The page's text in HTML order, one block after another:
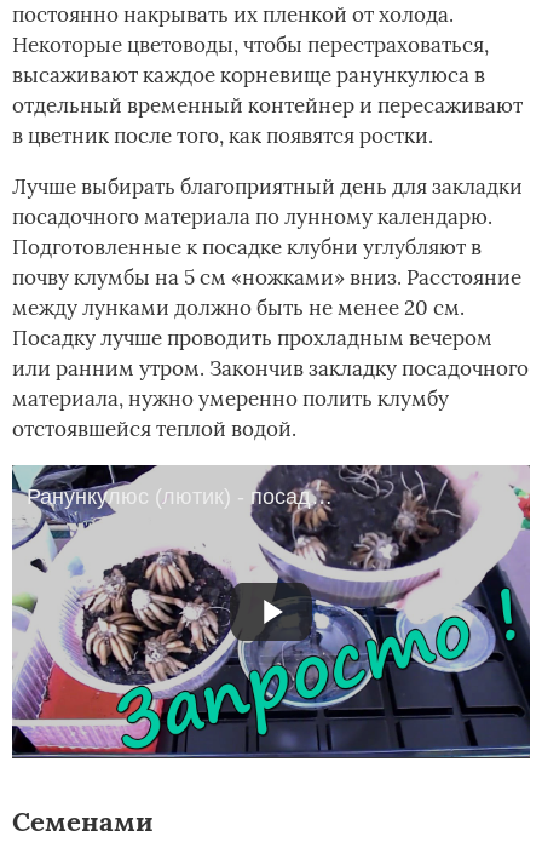
постоянно накрывать их пленкой от холода.
Некоторые цветоводы, чтобы перестраховаться,
высаживают каждое корневище ранункулюса в
отдельный временный контейнер и пересаживают
в цветник после того, как появятся ростки.
Лучше выбирать благоприятный день для закладки
посадочного материала по лунному календарю.
Подготовленные к посадке клубни углубляют в
почву клумбы на 5 см «ножками» вниз. Расстояние
между лунками должно быть не менее 20 см.
Посадку лучше проводить прохладным вечером
или ранним утром. Закончив закладку посадочного
материала, нужно умеренно полить клумбу
отстоявшейся теплой водой.
Ранункулюс (лютик) - посадка клубней
Семенами